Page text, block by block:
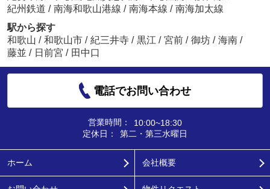
紀州鉄道 / 南海和歌山港線 / 南海本線 / 南海加太線
駅から探す
和歌山 / 和歌山市 / 紀三井寺 / 黒江 / 宮前 / 御坊 / 海南 /
藤並 / 日前宮 / 田中口
電話でお問い合わせ
営業時間：
10:00~18:30
定休日：
第二・第三水曜日
ホーム 会社概要